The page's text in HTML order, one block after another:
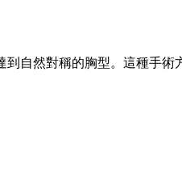
自然對稱的胸型。這種手